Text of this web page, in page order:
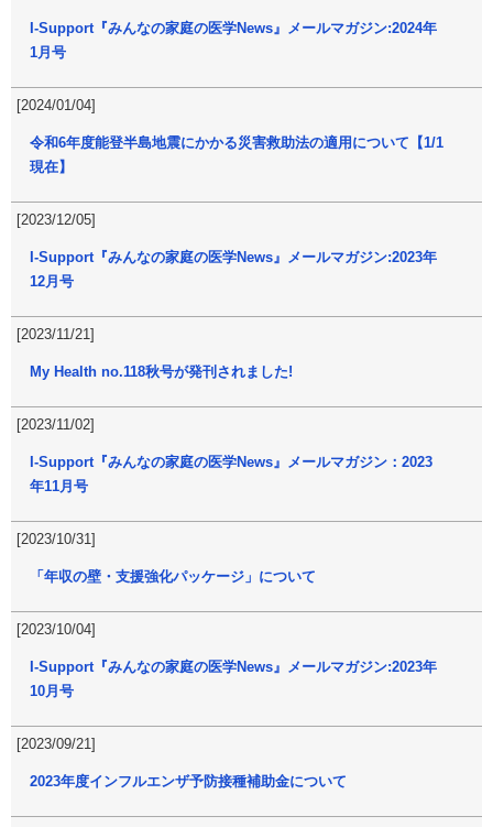
I-Support『みんなの家庭の医学News』メールマガジン:2024年
1月号
[2024/01/04]
令和6年度能登半島地震にかかる災害救助法の適用について【1/1
現在】
[2023/12/05]
I-Support『みんなの家庭の医学News』メールマガジン:2023年
12月号
[2023/11/21]
My Health no.118秋号が発刊されました!
[2023/11/02]
I-Support『みんなの家庭の医学News』メールマガジン：2023
年11月号
[2023/10/31]
「年収の壁・支援強化パッケージ」について
[2023/10/04]
I-Support『みんなの家庭の医学News』メールマガジン:2023年
10月号
[2023/09/21]
2023年度インフルエンザ予防接種補助金について